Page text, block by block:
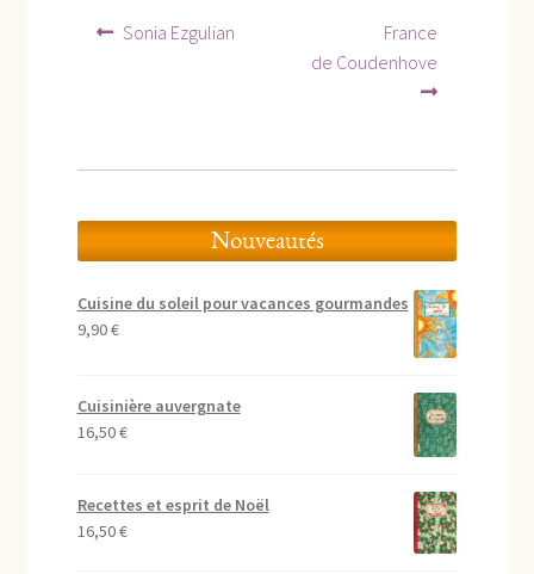
Navigation
Article
Sonia Ezgulian
Article
suivant :
France
de Coudenhove
Nouveautés
Cuisine du soleil pour vacances gourmandes
9,90€
Cuisinière auvergnate
16,50€
Recettes et esprit de Noël
16,50€